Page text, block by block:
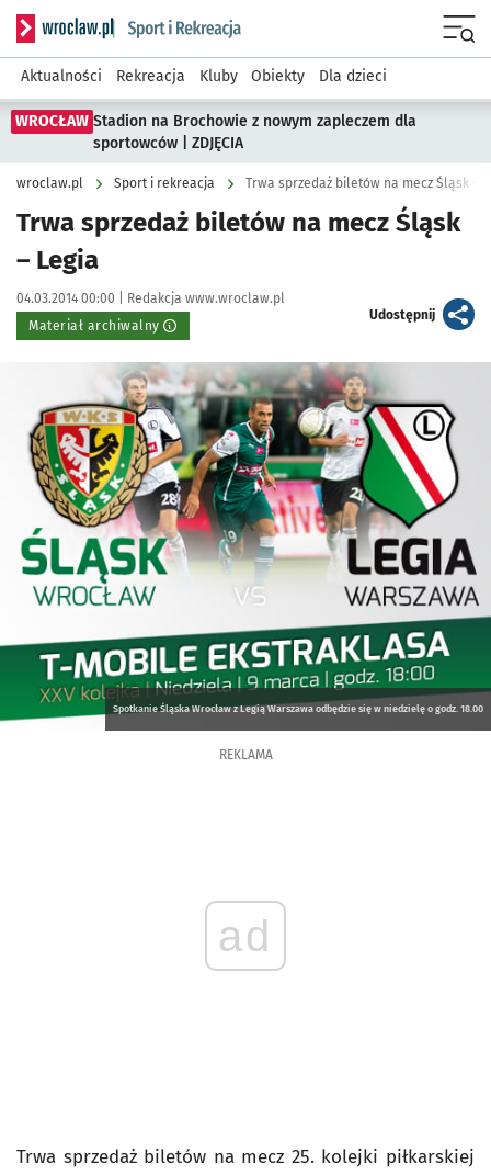
Serwis informacyjny wroclaw.pl podserwis: Sport i rekreacja
Aktualności Rekreacja Kluby Obiekty Dla dzieci
WROCŁAW Stadion na Brochowie z nowym zapleczem dla
sportowców | ZDJĘCIA
wroclaw.pl Sport i rekreacja Trwa sprzedaż biletów na mecz Śląsk –
Trwa sprzedaż biletów na mecz Śląsk
– Legia
Data publikacji:
04.03.2014 00:00 | Autor:
Redakcja www.wroclaw.pl
Materiał archiwalny
Udostępnijartykuł
Kliknij, aby powiększyć
Spotkanie Śląska Wrocław z Legią Warszawa odbędzie się w niedzielę o godz. 18.00
REKLAMA
ad
Trwa sprzedaż biletów na mecz 25. kolejki piłkarskiej